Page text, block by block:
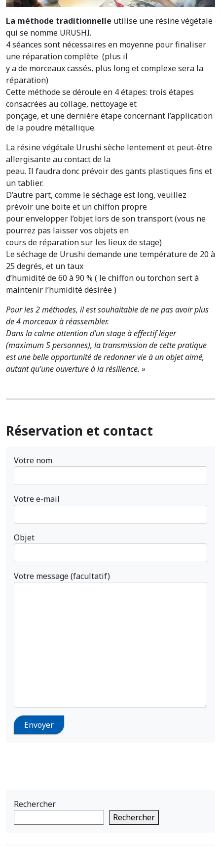
La méthode traditionnelle utilise une résine végétale
qui se nomme URUSHI.
4 séances sont nécessaires en moyenne pour finaliser
une réparation complète (plus il
y a de morceaux cassés, plus long et complexe sera la
réparation)
Cette méthode se déroule en 4 étapes: trois étapes
consacrées au collage, nettoyage et
ponçage, et une dernière étape concernant l’application
de la poudre métallique.
La résine végétale Urushi sèche lentement et peut-être
allergisante au contact de la
peau. Il faudra donc prévoir des gants plastiques fins et
un tablier.
D’autre part, comme le séchage est long, veuillez
prévoir une boite et un chiffon propre
pour envelopper l’objet lors de son transport (vous ne
pourrez pas laisser vos objets en
cours de réparation sur les lieux de stage)
Le séchage de Urushi demande une température de 20 à
25 degrés, et un taux
d’humidité de 60 à 90 % ( le chiffon ou torchon sert à
maintenir l’humidité désirée )
Pour les 2 méthodes, il est souhaitable de ne pas avoir plus
de 4 morceaux à réassembler.
Dans la calme attention d’un stage à effectif léger
(maximum 5 personnes), la transmission de cette pratique
est une belle opportunité de redonner vie à un objet aimé,
autant qu’une ouverture à la résilience. »
Réservation et contact
Votre nom
Votre e-mail
Objet
Votre message (facultatif)
Rechercher
Rechercher